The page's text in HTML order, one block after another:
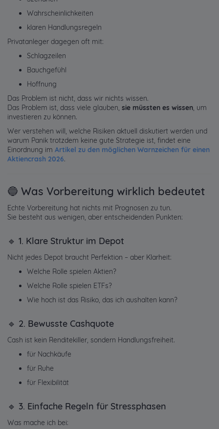
Wahrscheinlichkeiten
klaren Handlungsregeln
Privatanleger dagegen oft mit:
Schlagzeilen
Bauchgefühl
Hoffnung
Das Problem ist nicht, dass wir nichts wissen.
Das Problem ist, dass viele glauben, sie müssten es wissen, um
investieren zu können.
Wer verstehen will, welche Risiken aktuell diskutiert werden und
warum Panik trotzdem keine gute Strategie ist, findet eine
Einordnung im Artikel zu den möglichen Warnzeichen für einen
Aktiencrash 2026.
🔵 Was Vorbereitung wirklich bedeutet
Echte Vorbereitung hat nichts mit Prognosen zu tun.
Sie besteht aus wenigen, aber entscheidenden Punkten:
🔹 1. Klare Struktur im Depot
Nicht jedes Depot braucht Perfektion – aber Klarheit:
Welche Rolle spielen Aktien?
Welche Rolle spielen ETFs?
Wie hoch ist das Risiko, das ich aushalten kann?
🔹 2. Bewusste Cashquote
Cash ist kein Renditekiller, sondern Handlungsfreiheit.
für Nachkäufe
für Ruhe
für Flexibilität
🔹 3. Einfache Regeln für Stressphasen
Was mache ich bei: